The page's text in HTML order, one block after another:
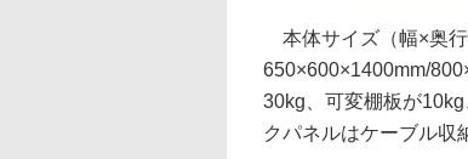
本体サイズ（幅×奥
650×600×1400mm/
30kg、可変棚板が
クパネルはケーブル収